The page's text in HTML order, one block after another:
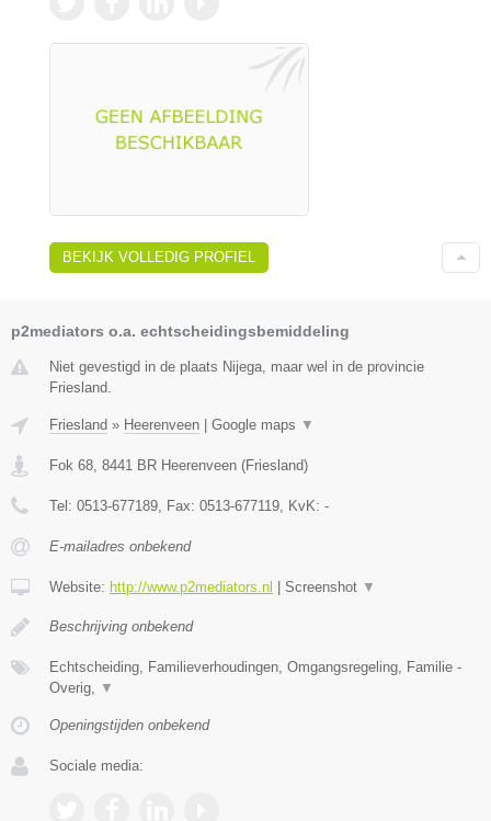
BEKIJK VOLLEDIG PROFIEL
p2mediators o.a. echtscheidingsbemiddeling
Niet gevestigd in de plaats Nijega, maar wel in de provincie
Friesland.
Friesland » Heerenveen Google maps ▼
Fok 68, 8441 BR Heerenveen (Friesland)
Tel: 0513-677189, Fax: 0513-677119, KvK: -
E-mailadres onbekend
Website: http://www.p2mediators.nl Screenshot ▼
Beschrijving onbekend
Echtscheiding, Familieverhoudingen, Omgangsregeling, Familie -
Overig, ▼
Openingstijden onbekend
Sociale media: